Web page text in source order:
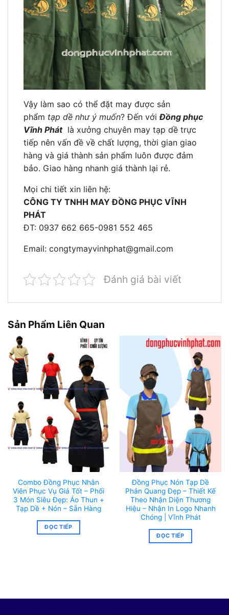
Vậy làm sao có thể đặt may được sản
phẩm tạp dề như ý muốn? Đến vớiĐồng phục
Vĩnh Phátlà xưởng chuyên may tạp dề trực
tiếp nên vấn đề về chất lượng, thời gian giao
hàng và giá thành sản phẩm luôn được đảm
bảo. Giao hàng nhanh giá thành lại rẻ.
Mọi chi tiết xin liên hệ:
CÔNG TY TNHH MAY ĐỒNG PHỤC VĨNH
PHÁT
ĐT: 0937 662 665-0981 552 465
Email: congtymayvinhphat@gmail.com
Đánh giá bài viết
Sản Phẩm Liên Quan
Combo Đồng Phục Nhân
Viên Phục Vụ Giá Tốt – Phối
3 Món Siêu Đẹp: Áo Thun +
Tạp Dề + Nón – Sẵn Hàng
ĐỌC TIẾP
Đồng Phục Nón Tạp Dề
Phản Quang Đẹp – Thiết Kế
Theo Nhận Diện Thương
Hiệu – Nhận In Logo Nhanh
Chóng | Vĩnh Phát
ĐỌC TIẾP